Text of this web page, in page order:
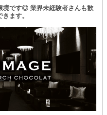
境です◎ 業界未経験者さんも歓
ます。